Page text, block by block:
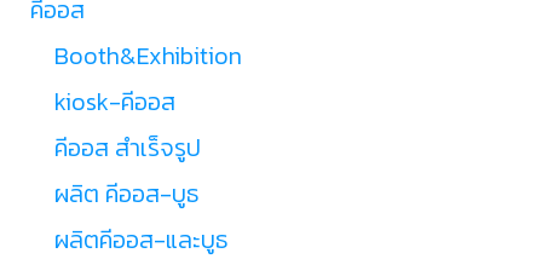
คีออส
Booth&Exhibition
kiosk-คีออส
คีออส สำเร็จรูป
ผลิต คีออส-บูธ
ผลิตคีออส-และบูธ